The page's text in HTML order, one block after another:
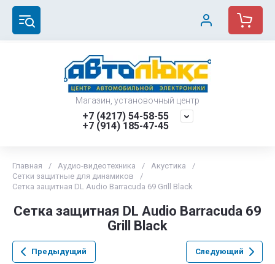
Магазин, установочный центр
+7 (4217) 54-58-55
+7 (914) 185-47-45
Главная / Аудио-видеотехника / Акустика
/
Сетки защитные для динамиков
/
Сетка защитная DL Audio Barracuda 69 Grill Black
Сетка защитная DL Audio Barracuda 69
Grill Black
Предыдущий Следующий